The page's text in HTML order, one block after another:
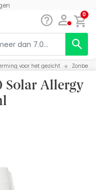
0
voor het gezicht
Solar Allergy